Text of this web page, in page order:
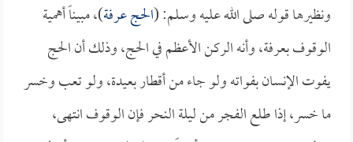
ونظيرها قوله صلى الله عليه وسلم: (الحج عرفة)، مبيناً أهمية
الوقوف بعرفة، وأنه الركن الأعظم في الحج، وذلك أن الحج
يفوت الإنسان بفواته ولو جاء من أقطار بعيدة، ولو تعب وخسر
ما خسر، إذا طلع الفجر من ليلة النحر فإن الوقوف انتهى،